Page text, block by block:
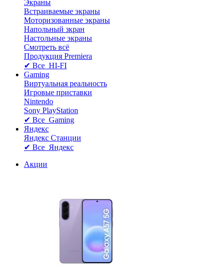
Экраны
Встраиваемые экраны
Моторизованные экраны
Напольный зкран
Настольные экраны
Смотреть всё
Продукция Premiera
✔ Все HI-FI
Gaming
Виртуальная реальность
Игровые приставки
Nintendo
Sony PlayStation
✔ Все Gaming
Яндекс
Яндекс Станции
✔ Все Яндекс
Акции